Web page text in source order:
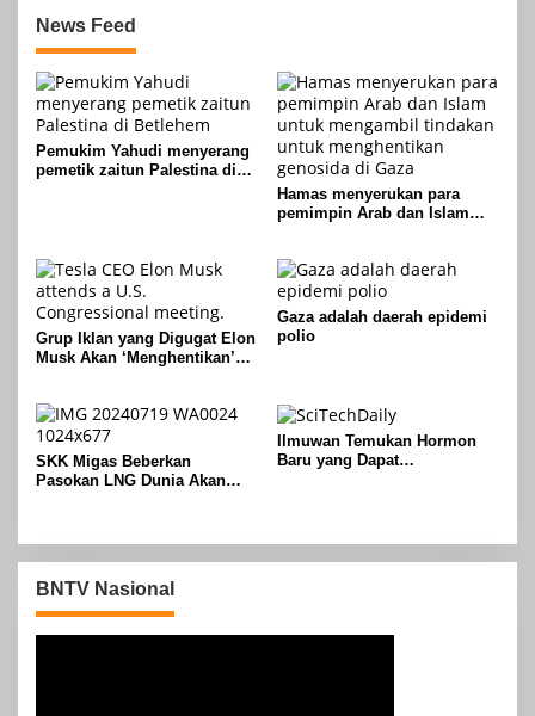
News Feed
Pemukim Yahudi menyerang
pemetik zaitun Palestina di
Hamas menyerukan para
pemimpin Arab dan Islam
genosida di Gaza
Grup Iklan yang Digugat Elon
Musk Akan ‘Menghentikan’
Gaza adalah daerah epidemi
polio
SKK Migas Beberkan
Pasokan LNG Dunia Akan
Ilmuwan Temukan Hormon
Baru yang Dapat
BNTV Nasional